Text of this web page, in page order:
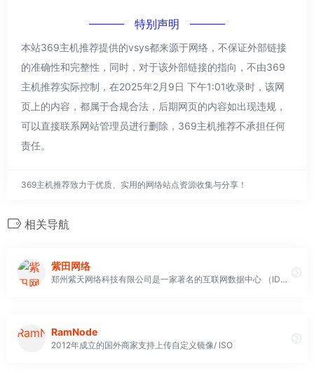
特别声明
本站369主机推荐提供的vsys都来源于网络，不保证外部链接
的准确性和完整性，同时，对于该外部链接的指向，不由369
主机推荐实际控制，在2025年2月9日 下午1:01收录时，该网
页上的内容，都属于合规合法，后期网页的内容如出现违规，
可以直接联系网站管理员进行删除，369主机推荐不承担任何
责任。
369主机推荐致力于优质、实用的网络站点资源收集与分享！
相关导航
紫田网络
郑州紫天网络科技有限公司是一家著名的互联网数据中心 （IDC） 提供商，总部位于中国河南省郑州市。公司成立于 2005 年，以其可靠性和高质量的服务而迅速崛起为中国 IDC 服务行业前十强之一
RamNode
2012年成立的国外商家支持上传自定义镜像/ ISO